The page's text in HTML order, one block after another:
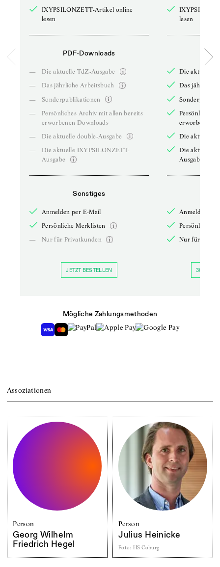
IXYPSILONZETT-Artikel online
lesen
PDF-Downloads
—
Die aktuelle TdZ-Ausgabe
—
Das jährliche Arbeitsbuch
—
Sonderpublikationen
—
Persönliches Archiv mit allen bereits
erworbenen Downloads
—
Die aktuelle double-Ausgabe
—
Die aktuelle IXYPSILONZETT-
Ausgabe
Sonstiges
Anmelden per E-Mail
Persönliche Merklisten
—
Nur für Privatkunden
JETZT BESTELLEN
lesen
Die aktuelle
Das jährliche
Persönliches
erworbenen
Die aktuelle
Die aktuelle
Ausgabe
Anmelden
Persönliche
Nur für
30 TAGE
Mögliche Zahlungsmethoden
Assoziationen
Person
Georg Wilhelm
Friedrich Hegel
Person
Julius Heinicke
Foto: HS Coburg